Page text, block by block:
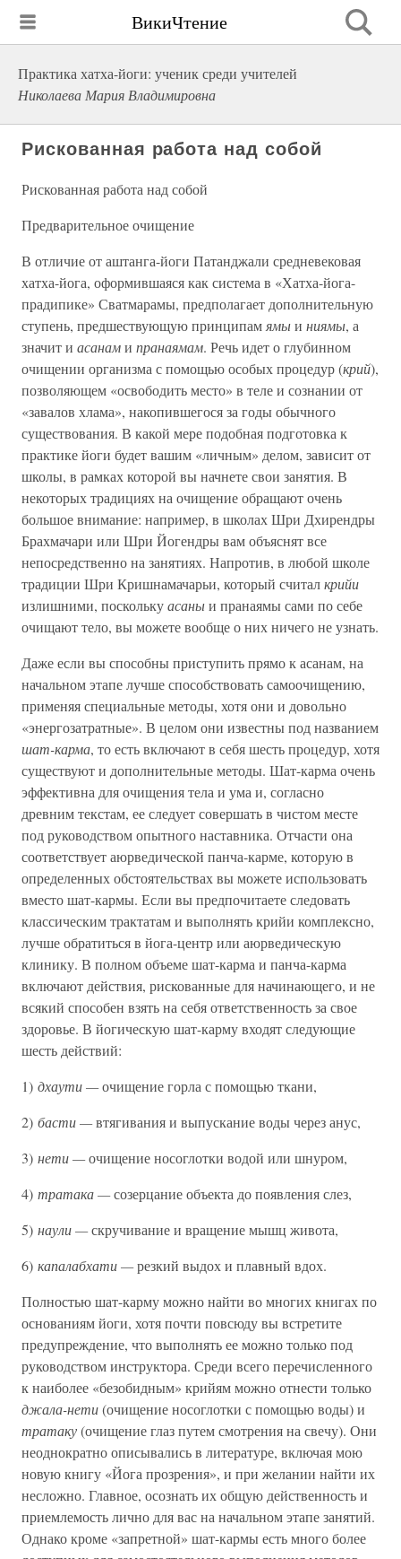
ВикиЧтение
Практика хатха-йоги: ученик среди учителей
Николаева Мария Владимировна
Рискованная работа над собой
Рискованная работа над собой
Предварительное очищение
В отличие от аштанга-йоги Патанджали средневековая
хатха-йога, оформившаяся как система в «Хатха-йога-
прадипике» Сватмарамы, предполагает дополнительную
ступень, предшествующую принципамямыи ниямы, а
значит и асанами пранаямам. Речь идет о глубинном
очищении организма с помощью особых процедур (крий),
позволяющем «освободить место» в теле и сознании от
«завалов хлама», накопившегося за годы обычного
существования. В какой мере подобная подготовка к
практике йоги будет вашим «личным» делом, зависит от
школы, в рамках которой вы начнете свои занятия. В
некоторых традициях на очищение обращают очень
большое внимание: например, в школах Шри Дхирендры
Брахмачари или Шри Йогендры вам объяснят все
непосредственно на занятиях. Напротив, в любой школе
традиции Шри Кришнамачарьи, который считалкрийи
излишними, посколькуасаныи пранаямы сами по себе
очищают тело, вы можете вообще о них ничего не узнать.
Даже если вы способны приступить прямо к асанам, на
начальном этапе лучше способствовать самоочищению,
применяя специальные методы, хотя они и довольно
«энергозатратные». В целом они известны под названием
шат-карма, то есть включают в себя шесть процедур, хотя
существуют и дополнительные методы. Шат-карма очень
эффективна для очищения тела и ума и, согласно
древним текстам, ее следует совершать в чистом месте
под руководством опытного наставника. Отчасти она
соответствует аюрведической панча-карме, которую в
определенных обстоятельствах вы можете использовать
вместо шат-кармы. Если вы предпочитаете следовать
классическим трактатам и выполнять крийи комплексно,
лучше обратиться в йога-центр или аюрведическую
клинику. В полном объеме шат-карма и панча-карма
включают действия, рискованные для начинающего, и не
всякий способен взять на себя ответственность за свое
здоровье. В йогическую шат-карму входят следующие
шесть действий:
1) дхаути —очищение горла с помощью ткани,
2) басти —втягивания и выпускание воды через анус,
3) нети —очищение носоглотки водой или шнуром,
4) тратака —созерцание объекта до появления слез,
5) наули —скручивание и вращение мышц живота,
6) капалабхати —резкий выдох и плавный вдох.
Полностью шат-карму можно найти во многих книгах по
основаниям йоги, хотя почти повсюду вы встретите
предупреждение, что выполнять ее можно только под
руководством инструктора. Среди всего перечисленного
к наиболее «безобидным» крийям можно отнести только
джала-нети(очищение носоглотки с помощью воды) и
тратаку(очищение глаз путем смотрения на свечу). Они
неоднократно описывались в литературе, включая мою
новую книгу «Йога прозрения», и при желании найти их
несложно. Главное, осознать их общую действенность и
приемлемость лично для вас на начальном этапе занятий.
Однако кроме «запретной» шат-кармы есть много более